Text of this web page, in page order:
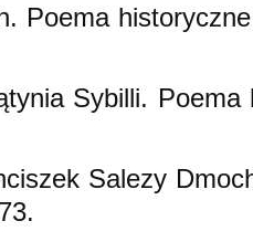
Poema
Sybilli.
Salezy